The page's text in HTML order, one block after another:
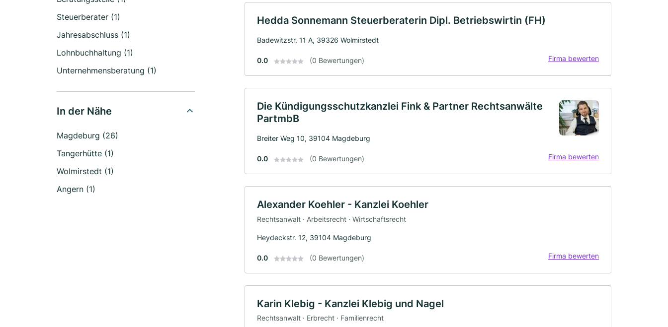
Steuerberater (1)
Jahresabschluss (1)
Lohnbuchhaltung (1)
Unternehmensberatung (1)
In der Nähe
Magdeburg (26)
Tangerhütte (1)
Wolmirstedt (1)
Angern (1)
Hedda Sonnemann Steuerberaterin Dipl. Betriebswirtin (FH)
Badewitzstr. 11 A, 39326 Wolmirstedt
0.0 (0 Bewertungen) Firma bewerten
Die Kündigungsschutzkanzlei Fink & Partner Rechtsanwälte
PartmbB
Breiter Weg 10, 39104 Magdeburg
0.0 (0 Bewertungen) Firma bewerten
Alexander Koehler - Kanzlei Koehler
Rechtsanwalt · Arbeitsrecht · Wirtschaftsrecht
Heydeckstr. 12, 39104 Magdeburg
0.0 (0 Bewertungen) Firma bewerten
Karin Klebig - Kanzlei Klebig und Nagel
Rechtsanwalt · Erbrecht · Familienrecht